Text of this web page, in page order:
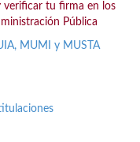
verificar tu firma en los
Pública
MUMI y MUSTA